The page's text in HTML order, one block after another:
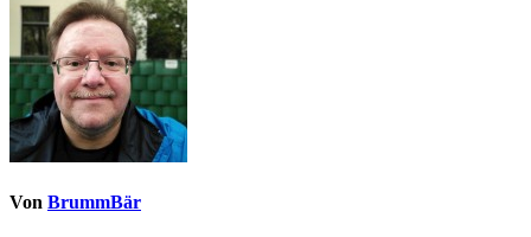
Von BrummBär